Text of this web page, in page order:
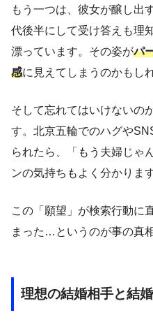
もう一つは、彼女が醸し出
代後半にして受け答えも理
漂っています。その姿がパ
感に見えてしまうのかもし
そして忘れてはいけないの
す。北京五輪でのハグや
られたら、「もう夫婦じゃ
ンの気持ちもよく分かります
この「願望」が検索行動に
まった…というのが事の真相
理想の結婚相手と結